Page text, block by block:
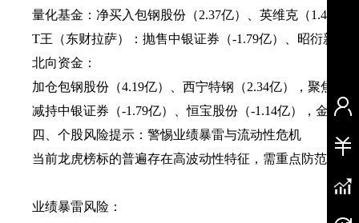
量化基金​：净买入包钢股份（2.37亿）、英维克（1.46亿
​T王（东财拉萨）​​：抛售中银证券（-1.79亿）、昭衍新药
​北向资金​：
加仓包钢股份（4.19亿）、西宁特钢（2.34亿），聚焦周
减持中银证券（-1.79亿）、恒宝股份（-1.14亿），金融
四、个股风险提示：警惕业绩暴雷与流动性危机
当前龙虎榜标的普遍存在高波动性特征，需重点防范以下
​业绩暴雷风险​：